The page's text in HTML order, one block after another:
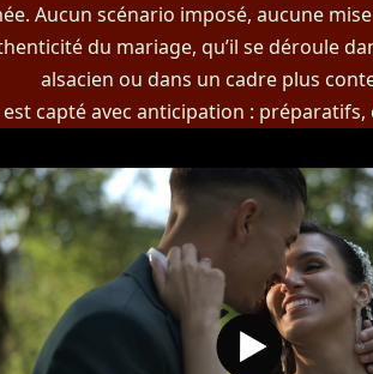
Aucun scénario imposé, aucune
du mariage, qu’il se déroule
alsacien ou dans un cadre plus
capté avec anticipation :